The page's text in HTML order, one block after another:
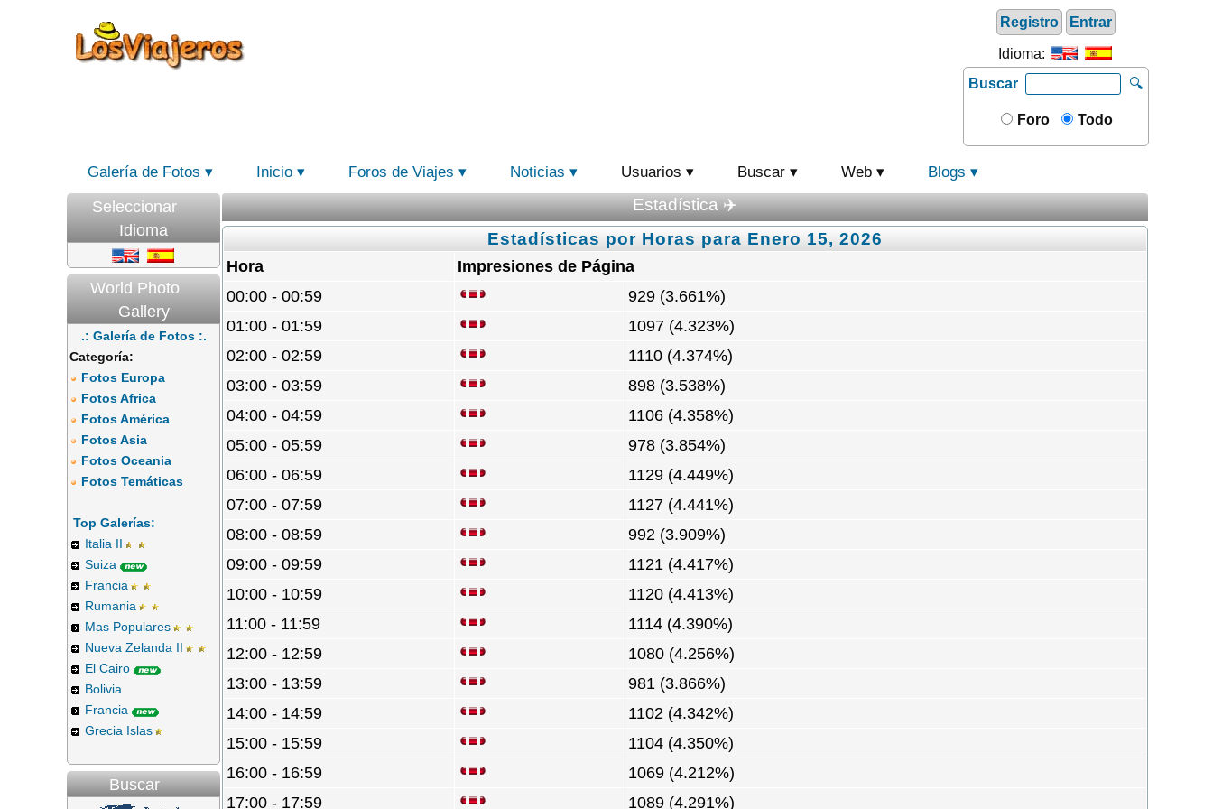
Registro Entrar
Idioma:
Buscar
🔍
Foro Todo
Galería de Fotos Inicio Foros de Viajes Noticias Usuarios Buscar Web Blogs
Seleccionar
Idioma
World Photo
Gallery
.: Galería de Fotos :.
Categoría:
Fotos Europa
Fotos Africa
Fotos América
Fotos Asia
Fotos Oceania
Fotos Temáticas
Top Galerías:
Italia II
Suiza
Francia
Rumania
Mas Populares
Nueva Zelanda II
El Cairo
Bolivia
Francia
Grecia Islas
Buscar
Estadística ✈️
Estadísticas por Horas para Enero 15, 2026
Hora
Impresiones de Página
00:00 - 00:59
929 (3.661%)
01:00 - 01:59
1097 (4.323%)
02:00 - 02:59
1110 (4.374%)
03:00 - 03:59
898 (3.538%)
04:00 - 04:59
1106 (4.358%)
05:00 - 05:59
978 (3.854%)
06:00 - 06:59
1129 (4.449%)
07:00 - 07:59
1127 (4.441%)
08:00 - 08:59
992 (3.909%)
09:00 - 09:59
1121 (4.417%)
10:00 - 10:59
1120 (4.413%)
11:00 - 11:59
1114 (4.390%)
12:00 - 12:59
1080 (4.256%)
13:00 - 13:59
981 (3.866%)
14:00 - 14:59
1102 (4.342%)
15:00 - 15:59
1104 (4.350%)
16:00 - 16:59
1069 (4.212%)
17:00 - 17:59
1089 (4.291%)